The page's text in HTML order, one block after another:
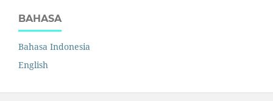
BAHASA
Bahasa Indonesia
English